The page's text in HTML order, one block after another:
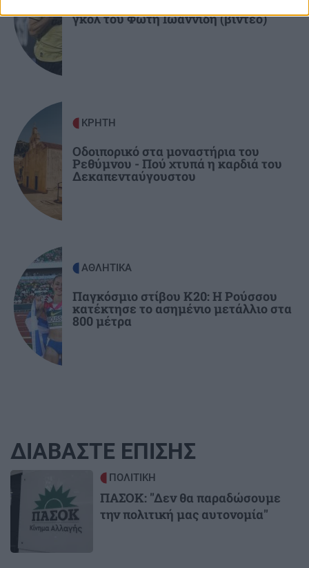
ΚΟΣΜΟΣ
Προκαλεί πάλι η Τουρκία: Ο Φιντάν λέει ότι η
σταθερότητα στην Κύπρο οφείλεται στον
ΚΡΗΤΗ
Κρήτη: Οι βροχές δεν έφεραν την αναμενόμενη
ανάσα – Παραμένει υψηλός ο κίνδυνος
πυρκαγιάς
γκολ του Φώτη Ιωαννίδη (βίντεο)
ΚΡΗΤΗ
Οδοιπορικό στα μοναστήρια του
Ρεθύμνου - Πού χτυπά η καρδιά του
Δεκαπενταύγουστου
ΑΘΛΗΤΙΚΑ
Παγκόσμιο στίβου Κ20: Η Ρούσσου
κατέκτησε το ασημένιο μετάλλιο στα
800 μέτρα
ΔΙΑΒΑΣΤΕ ΕΠΙΣΗΣ
Image ΠΟΛΙΤΙΚΗ
ΠΑΣΟΚ: "Δεν θα παραδώσουμε
την πολιτική μας αυτονομία"